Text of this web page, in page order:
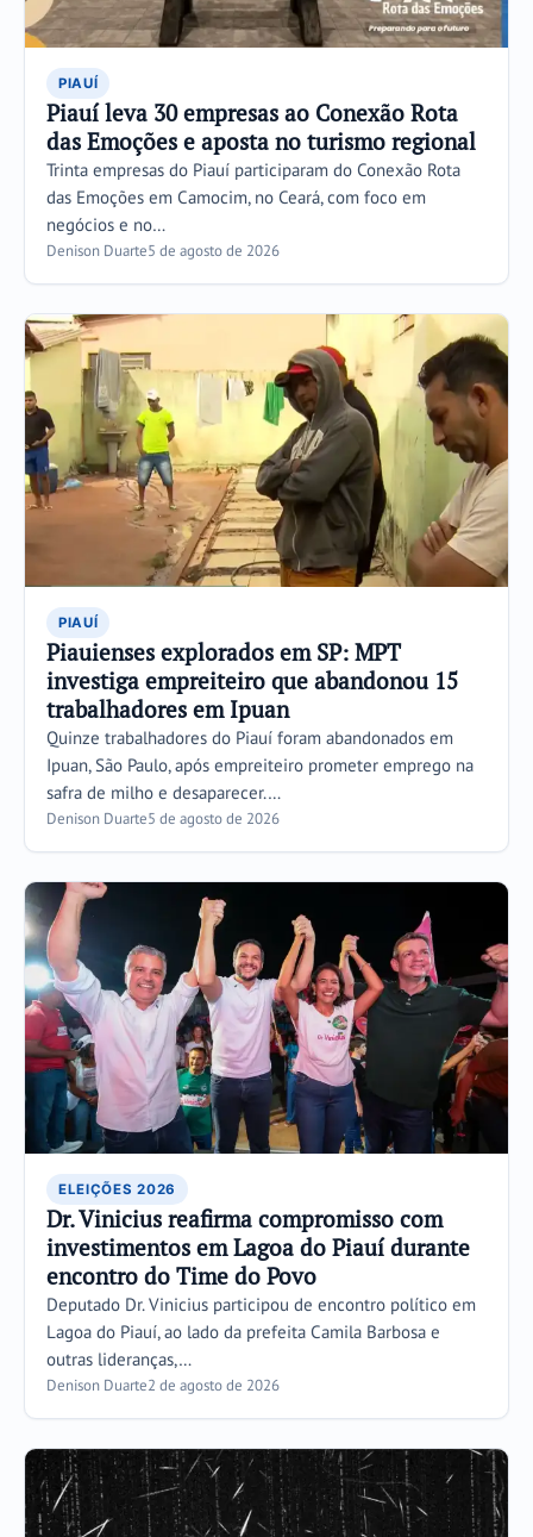
PIAUÍ
Piauí leva 30 empresas ao Conexão Rota
das Emoções e aposta no turismo regional
Trinta empresas do Piauí participaram do Conexão Rota
das Emoções em Camocim, no Ceará, com foco em
negócios e no…
Denison Duarte5 de agosto de 2026
PIAUÍ
Piauienses explorados em SP: MPT
investiga empreiteiro que abandonou 15
trabalhadores em Ipuan
Quinze trabalhadores do Piauí foram abandonados em
Ipuan, São Paulo, após empreiteiro prometer emprego na
safra de milho e desaparecer.…
Denison Duarte5 de agosto de 2026
ELEIÇÕES 2026
Dr. Vinicius reafirma compromisso com
investimentos em Lagoa do Piauí durante
encontro do Time do Povo
Deputado Dr. Vinicius participou de encontro político em
Lagoa do Piauí, ao lado da prefeita Camila Barbosa e
outras lideranças,…
Denison Duarte2 de agosto de 2026